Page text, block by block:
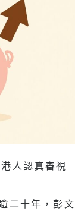
人認真審視
二十年，彭文